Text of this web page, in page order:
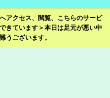
アクセス、閲覧、こちらのサービ
きています＞本日は足元が悪い中
うございます。